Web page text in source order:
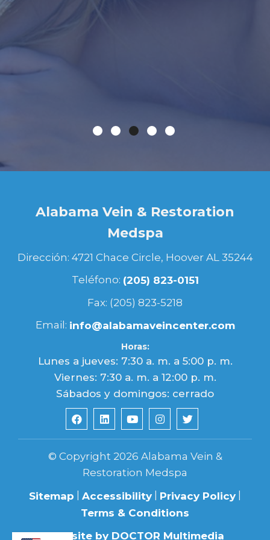
Alabama Vein & Restoration
Medspa
Dirección: 4721 Chace Circle, Hoover AL 35244
Teléfono: (205) 823-0151
Fax: (205) 823-5218
Email: info@alabamaveincenter.com
Horas:
Lunes a jueves: 7:30 a. m. a 5:00 p. m.
Viernes: 7:30 a. m. a 12:00 p. m.
Sábados y domingos: cerrado
© Copyright 2026 Alabama Vein &
Restoration Medspa
Sitemap
Accessibility Privacy Policy
Terms & Conditions
Website by DOCTOR Multimedia